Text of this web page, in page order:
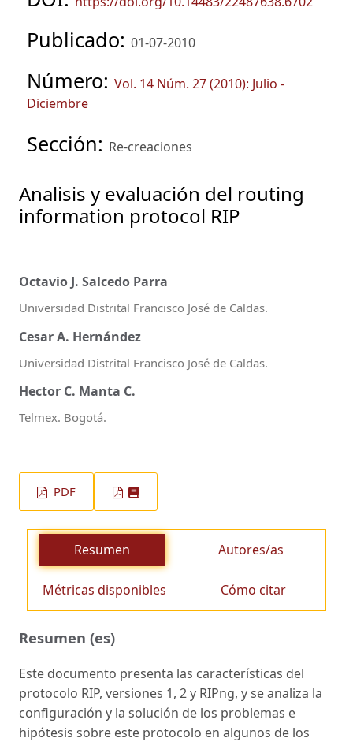
Publicado: 01-07-2010
Número: Vol. 14 Núm. 27 (2010): Julio -
Diciembre
Sección: Re-creaciones
Analisis y evaluación del routing
information protocol RIP
Octavio J. Salcedo Parra
Universidad Distrital Francisco José de Caldas.
Cesar A. Hernández
Universidad Distrital Francisco José de Caldas.
Hector C. Manta C.
Telmex. Bogotá.
PDF
Resumen Autores/as
Métricas disponibles Cómo citar
Resumen (es)
Este documento presenta las características del
protocolo RIP, versiones 1, 2 y RIPng, y se analiza la
configuración y la solución de los problemas e
hipótesis sobre este protocolo en algunos de los